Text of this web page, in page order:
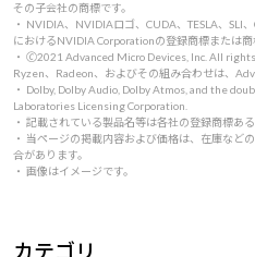
その子会社の商標です。
・ NVIDIA、NVIDIAロゴ、CUDA、TESLA、SLI
におけるNVIDIA Corporationの登録商標または商
・ 🄫2021 Advanced Micro Devices, Inc. All
Ryzen、Radeon、およびその組み合わせは、
・ Dolby, Dolby Audio, Dolby Atmos, and the
Laboratories Licensing Corporation.
・ 記載されている製品名等は各社の登録商標ある
・ 当ページの掲載内容および価格は、在庫など
合があります。
・ 画像はイメージです。
カテゴリ